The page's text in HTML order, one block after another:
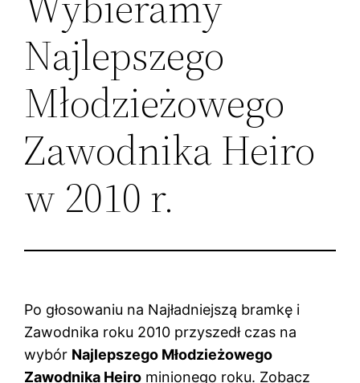
Najlepszego
Młodzieżowego
Zawodnika Heiro
w 2010 r.
Po głosowaniu na Najładniejszą bramkę i
Zawodnika roku 2010 przyszedł czas na
wybór Najlepszego Młodzieżowego
Zawodnika Heiro minionego roku. Zobacz